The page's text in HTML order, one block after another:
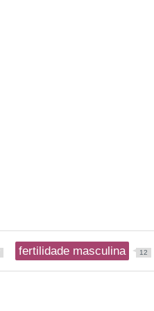
fertilidade masculina 12